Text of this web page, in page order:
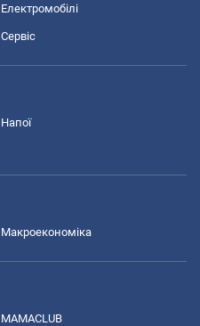
Електромобілі
Сервіс
Напої
Макроекономіка
MAMACLUB